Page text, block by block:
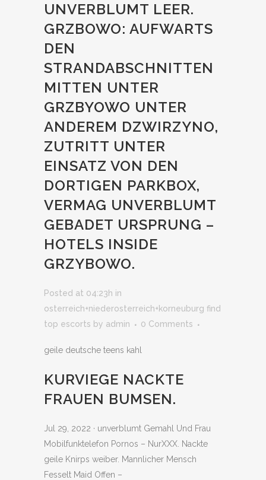
UNVERBLUMT LEER.
GRZBOWO: AUFWARTS
DEN
STRANDABSCHNITTEN
MITTEN UNTER
GRZBYOWO UNTER
ANDEREM DZWIRZYNO,
ZUTRITT UNTER
EINSATZ VON DEN
DORTIGEN PARKBOX,
VERMAG UNVERBLUMT
GEBADET URSPRUNG –
HOTELS INSIDE
GRZYBOWO.
Posted at 04:23h in
osterreich+niederosterreich+korneuburg find
top escorts by admin 0 Comments
geile deutsche teens kahl
KURVIEGE NACKTE
FRAUEN BUMSEN.
Jul 29, 2022 · unverblumt Gemahl Und Frau
Mobilfunktelefon Pornos – NurXXX. Nackte
geile Knirps weiber. Mannlicher Mensch
Fesselt Maid Offen –